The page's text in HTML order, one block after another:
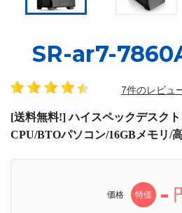
SR-ar7-
7件のレビュ
[送料無料!] ハイスペックデスクト
CPU/BTOパソコン/16GBメモリ/
価格 特価 -